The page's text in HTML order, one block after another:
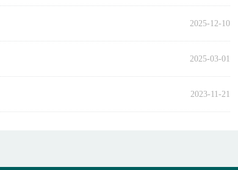
2025-12-10
2025-03-01
2023-11-21